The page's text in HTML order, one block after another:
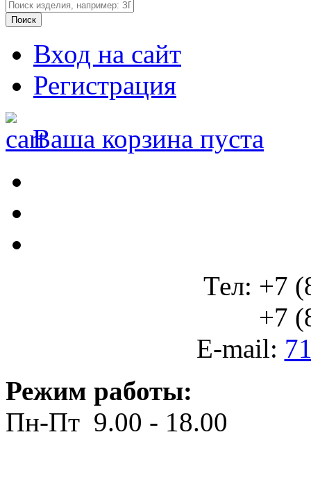
Вход на сайт
Регистрация
Ваша корзина пуста
Тел: +7
+7
E-mail:
Режим работы:
Пн-Пт 9.00 - 18.00